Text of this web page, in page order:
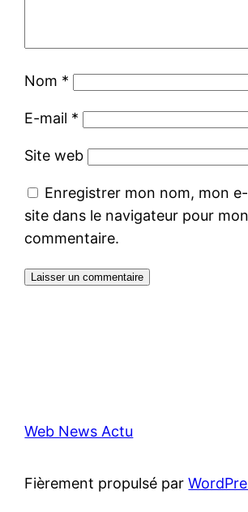
Nom *
E-mail *
Site web
Enregistrer mon nom, mon
site dans le navigateur pour
commentaire.
Web News Actu
Fièrement propulsé par